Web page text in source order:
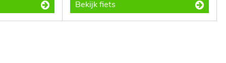
Bekijk fiets